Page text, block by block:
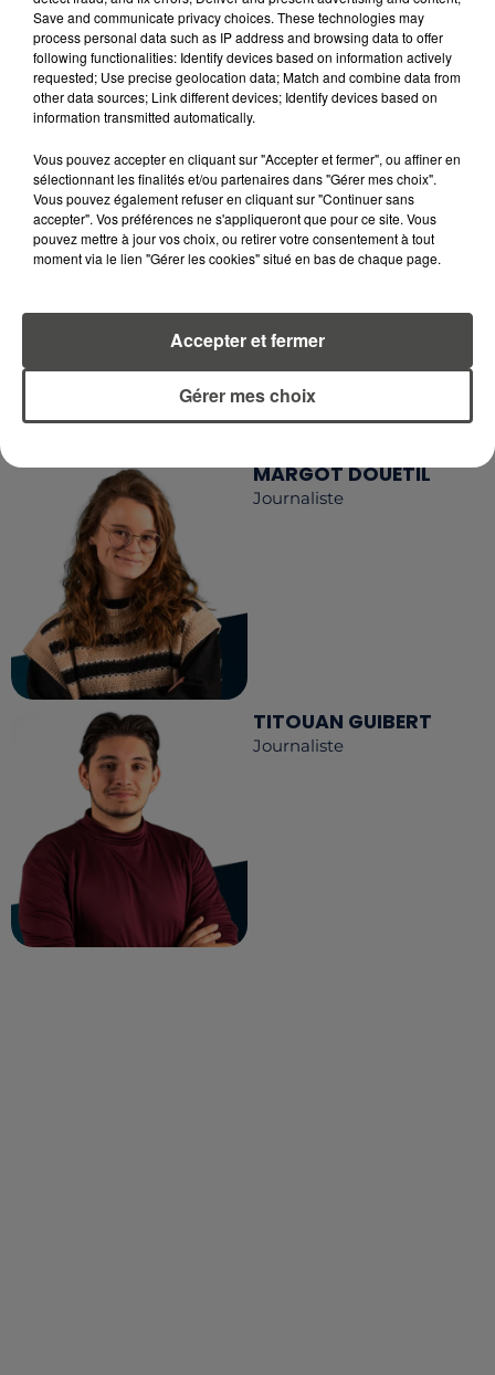
RCA
RCA
DIMITRI COUTAND
Journaliste
MARGOT DOUÉTIL
Journaliste
TITOUAN GUIBERT
Journaliste
Save and communicate privacy choices. These technologies may
process personal data such as IP address and browsing data to offer
following functionalities: Identify devices based on information actively
requested; Use precise geolocation data; Match and combine data from
other data sources; Link different devices; Identify devices based on
information transmitted automatically.
Vous pouvez accepter en cliquant sur "Accepter et fermer", ou affiner en
sélectionnant les finalités et/ou partenaires dans "Gérer mes choix".
Vous pouvez également refuser en cliquant sur "Continuer sans
accepter". Vos préférences ne s'appliqueront que pour ce site. Vous
pouvez mettre à jour vos choix, ou retirer votre consentement à tout
moment via le lien "Gérer les cookies" situé en bas de chaque page.
Gérer mes choix
Accepter et fermer